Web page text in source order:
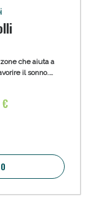
che aiuta a
il sonno.
€